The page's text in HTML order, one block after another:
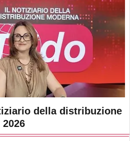
della distribuzione